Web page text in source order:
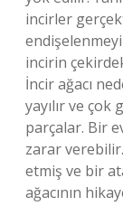
incirler
incirin
İncir ağacı
yayılır ve çok
parçalar. Bir
zarar
etmiş ve bir
ağacının